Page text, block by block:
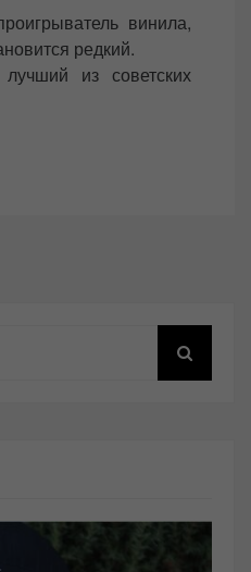
винила,
редкий.
из советских